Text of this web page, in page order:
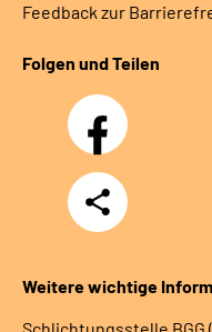
Feedback zur
Folgen und Teilen
Facebook
Teilen
Weitere wichtige